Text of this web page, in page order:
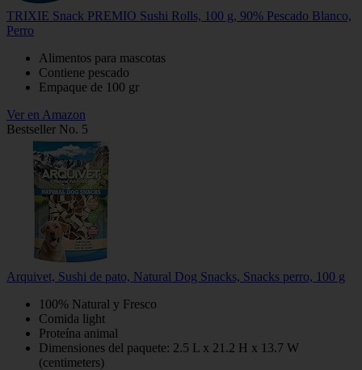
TRIXIE Snack PREMIO Sushi Rolls, 100 g, 90% Pescado Blanco,
Perro
Alimentos para mascotas
Contiene pescado
Empaque de 100 gr
Ver en Amazon
Bestseller No. 5
Arquivet, Sushi de pato, Natural Dog Snacks, Snacks perro, 100 g
100% Natural y Fresco
Comida light
Proteína animal
Dimensiones del paquete: 2.5 L x 21.2 H x 13.7 W
(centimeters)